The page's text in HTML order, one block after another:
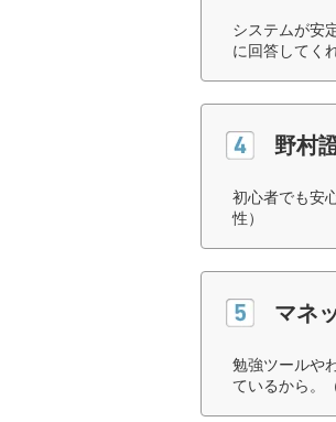
システムが安
に回答してく
野村
初心者でも安
性）
マネ
勉強ツールや
ているから。